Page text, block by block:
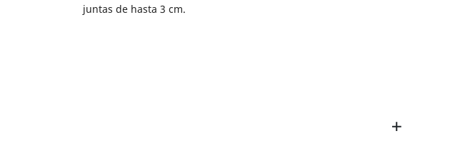
juntas de hasta 3 cm.